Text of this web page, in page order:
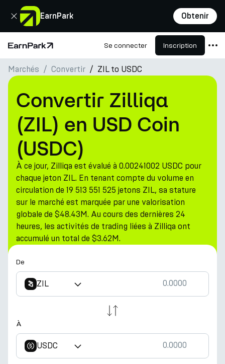
EarnPark Obtenir
Fermer
Page d'accueil Se connecter Inscription
Produits
Marchés
Calculatrices
PARK Token
Ressources
Entreprise
Marchés Convertir ZIL to USDC
Convertir Zilliqa
(ZIL) en USD Coin
(USDC)
À ce jour, Zilliqa est évalué à 0.00241002 USDC pour
chaque jeton ZIL. En tenant compte du volume en
circulation de 19 513 551 525 jetons ZIL, sa stature
sur le marché est marquée par une valorisation
globale de $48.43M. Au cours des dernières 24
heures, les activités de trading liées à Zilliqa ont
accumulé un total de $3.62M.
De
ZIL
À
USDC